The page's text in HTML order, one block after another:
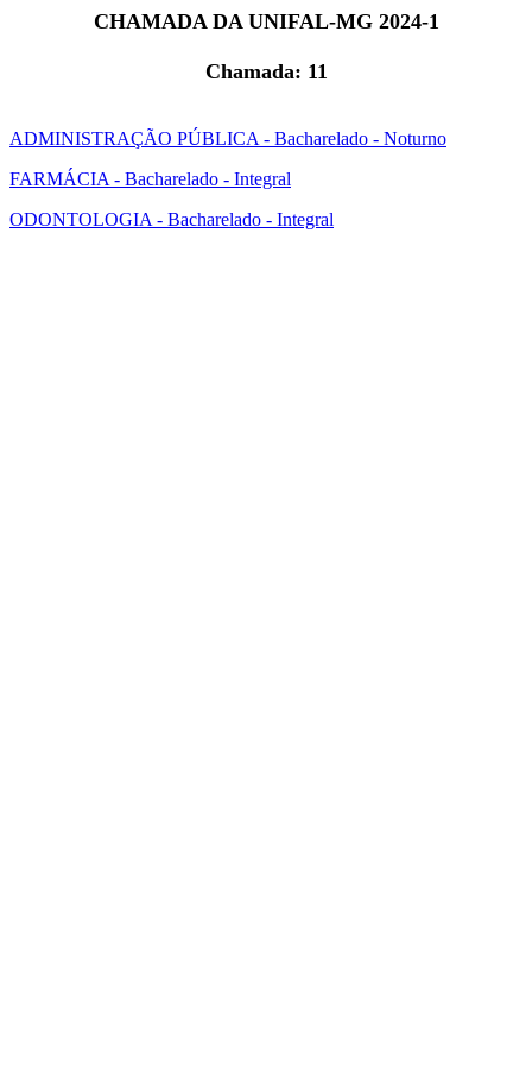
CHAMADA DA UNIFAL-MG 2024-1
Chamada: 11
ADMINISTRAÇÃO PÚBLICA - Bacharelado - Noturno
FARMÁCIA - Bacharelado - Integral
ODONTOLOGIA - Bacharelado - Integral